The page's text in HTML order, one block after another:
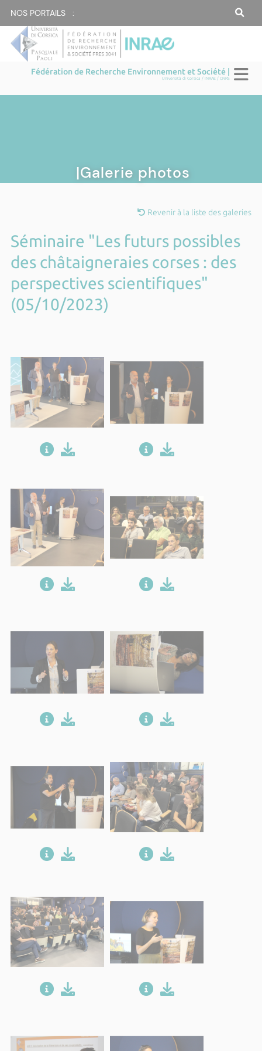
NOS PORTAILS :
Fédération de Recherche Environnement et Société |
Università di Corsica / INRAE / CNRS
|Galerie photos
Revenir à la liste des galeries
Séminaire "Les futurs possibles
des châtaigneraies corses : des
perspectives scientifiques"
(05/10/2023)